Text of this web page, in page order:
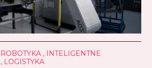
, INTELIGENTNE
LOGISTYKA